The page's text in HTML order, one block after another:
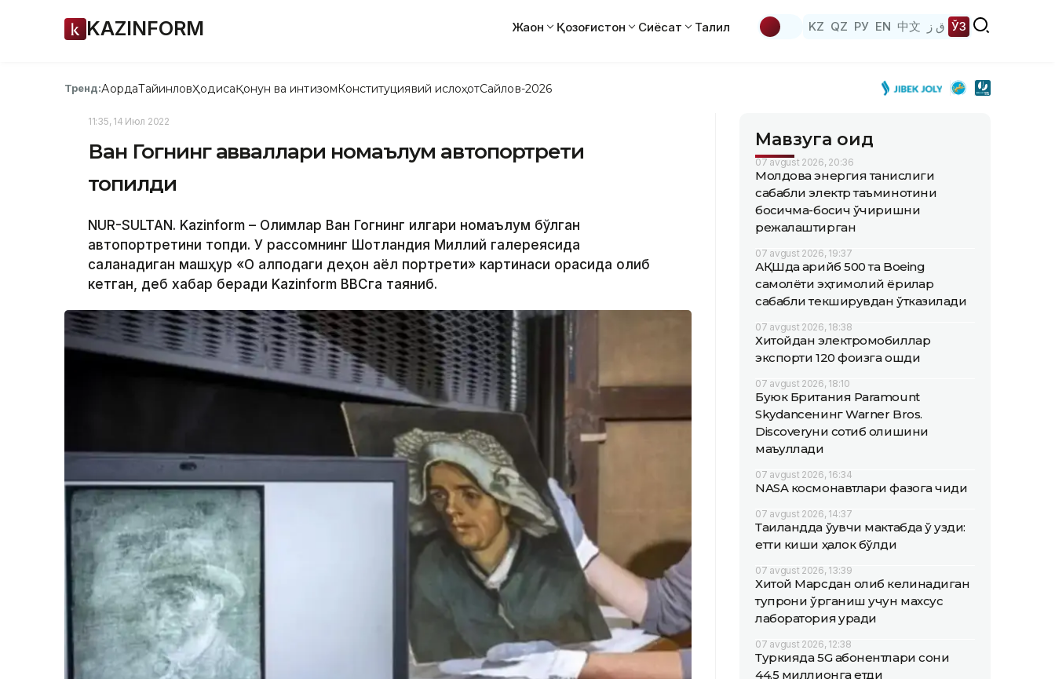
KAZINFORM Жаҳон Қозоғистон Сиёсат Таҳлил KZ QZ РУ EN 中文 ق ز ЎЗ
Тренд:АқордаТайинловҲодисаҚонун ва интизомКонституциявий ислоҳотСайлов-2026
11:35, 14 Июл 2022
Ван Гогнинг авваллари номаълум автопортрети
топилди
NUR-SULTAN. Kazinform – Олимлар Ван Гогнинг илгари номаълум бўлган
автопортретини топди. У рассомнинг Шотландия Миллий галереясида
сақланадиган машҳур «Оқ қалпоқдаги деҳқон аёл портрети» картинаси орқасида қолиб
кетган, деб хабар беради Kazinform ВВСга таяниб.
Мавзуга оид
07 avgust 2026, 20:36
Молдова энергия танқислиги
сабабли электр таъминотини
босқичма-босқич ўчиришни
режалаштирган
07 avgust 2026, 19:37
АҚШда қарийб 500 та Boeing
самолёти эҳтимолий ёриқлар
сабабли текширувдан ўтказилади
07 avgust 2026, 18:38
Хитойдан электромобиллар
экспорти 120 фоизга ошди
07 avgust 2026, 18:10
Буюк Британия Paramount
Skydanceнинг Warner Bros.
Discoveryни сотиб олишини
маъқуллади
07 avgust 2026, 16:34
NASA космонавтлари фазога чиқди
07 avgust 2026, 14:37
Таиландда ўқувчи мактабда ўқ узди:
етти киши ҳалок бўлди
07 avgust 2026, 13:39
Хитой Марсдан олиб келинадиган
тупроқни ўрганиш учун махсус
лаборатория қуради
07 avgust 2026, 12:38
Туркияда 5G абонентлари сони
44,5 миллионга етди